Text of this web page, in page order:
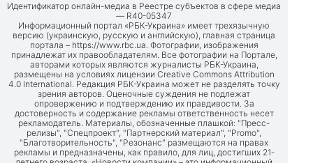
Идентификатор онлайн-медиа в Реестре субъектов в сфере медиа
— R40-05347
Информационный портал «РБК-Украина» имеет трехязычную
версию (украинскую, русскую и английскую), главная страница
портала – https://www.rbc.ua. Фотографии, изображения
принадлежат их правообладателям. Все фотографии на Портале,
авторами которых являются журналисты РБК-Украина,
размещены на условиях лицензии Creative Commons Attribution
4.0 International. Редакция РБК-Украина может не разделять точку
зрения авторов. Оценочные суждения не подлежат
опровержению и подтверждению их правдивости. За
достоверность и содержание рекламы ответственность несет
рекламодатель. Материалы, обозначенные плашкой: "Пресс-
релизы", "Спецпроект", "Партнерский материал", "Promo",
"Благотворительность", "Резонанс" размещаются на правах
рекламы и предназначены, как правило, для лиц, достигших 21-